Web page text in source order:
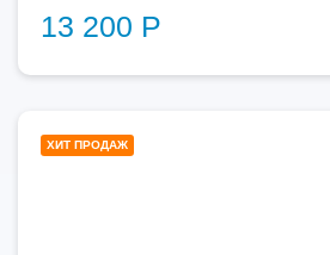
13 200 Р
ХИТ ПРОДАЖ